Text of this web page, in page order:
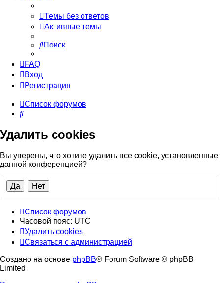
Темы без ответов
Активные темы
Поиск
FAQ
Вход
Регистрация
Список форумов
Поиск
Удалить cookies
Вы уверены, что хотите удалить все cookie, установленные
данной конференцией?
Список форумов
Часовой пояс: UTC
Удалить cookies
Связаться
администрацией
Связаться с администрацией
Создано на основе phpBB® Forum Software © phpBB
Limited